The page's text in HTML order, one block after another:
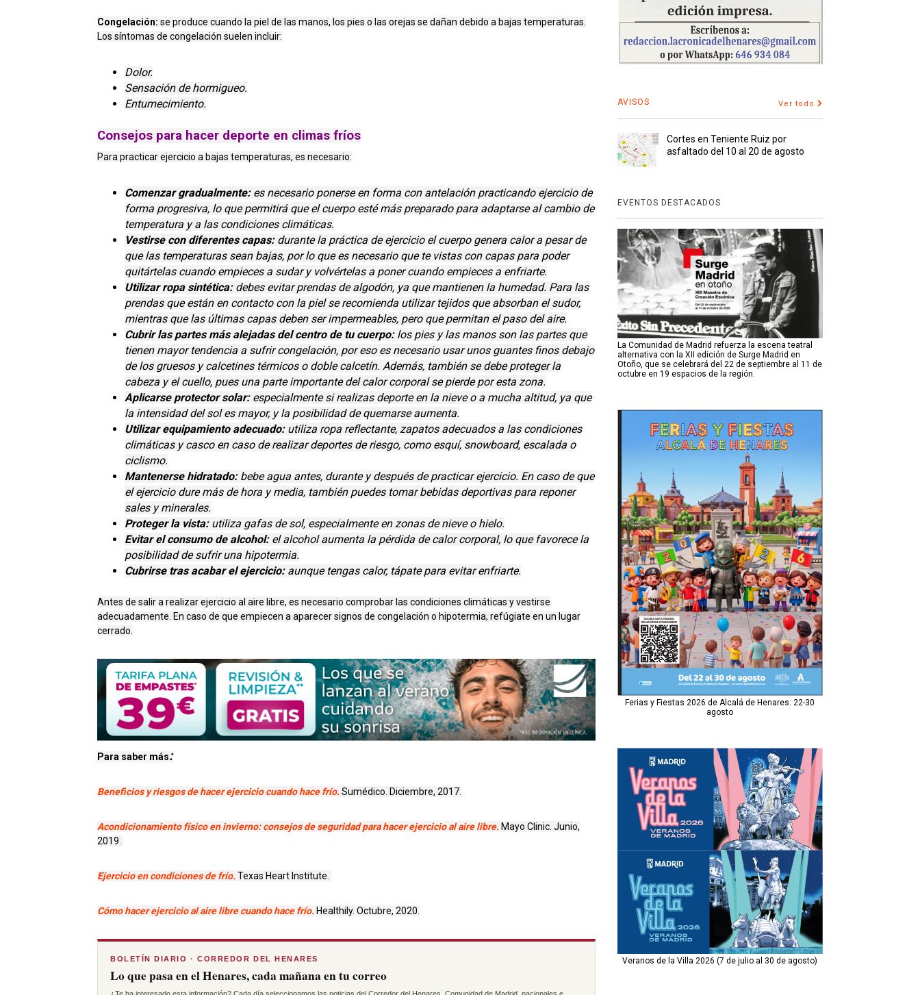
Congelación: se produce cuando la piel de las manos, los pies o las orejas se dañan debido a bajas temperaturas.
Los síntomas de congelación suelen incluir:
Dolor.
Sensación de hormigueo.
Entumecimiento.
Consejos para hacer deporte en climas fríos
Para practicar ejercicio a bajas temperaturas, es necesario:
Comenzar gradualmente:es necesario ponerse en forma con antelación practicando ejercicio de
forma progresiva, lo que permitirá que el cuerpo esté más preparado para adaptarse al cambio de
temperatura y a las condiciones climáticas.
Vestirse con diferentes capas:durante la práctica de ejercicio el cuerpo genera calor a pesar de
que las temperaturas sean bajas, por lo que es necesario que te vistas con capas para poder
quitártelas cuando empieces a sudar y volvértelas a poner cuando empieces a enfriarte.
Utilizar ropa sintética: debes evitar prendas de algodón, ya que mantienen la humedad. Para las
prendas que están en contacto con la piel se recomienda utilizar tejidos que absorban el sudor,
mientras que las últimas capas deben ser impermeables, pero que permitan el paso del aire.
Cubrir las partes más alejadas del centro de tu cuerpo: los pies y las manos son las partes que
tienen mayor tendencia a sufrir congelación, por eso es necesario usar unos guantes finos debajo
de los gruesos y calcetines térmicos o doble calcetín. Además, también se debe proteger la
cabeza y el cuello, pues una parte importante del calor corporal se pierde por esta zona.
Aplicarse protector solar: especialmente si realizas deporte en la nieve o a mucha altitud, ya que
la intensidad del sol es mayor, y la posibilidad de quemarse aumenta.
Utilizar equipamiento adecuado: utiliza ropa reflectante, zapatos adecuados a las condiciones
climáticas y casco en caso de realizar deportes de riesgo, como esquí, snowboard, escalada o
ciclismo.
Mantenerse hidratado: bebe agua antes, durante y después de practicar ejercicio. En caso de que
el ejercicio dure más de hora y media, también puedes tomar bebidas deportivas para reponer
sales y minerales.
Proteger la vista: utiliza gafas de sol, especialmente en zonas de nieve o hielo.
Evitar el consumo de alcohol:el alcohol aumenta la pérdida de calor corporal, lo que favorece la
posibilidad de sufrir una hipotermia.
Cubrirse tras acabar el ejercicio:aunque tengas calor, tápate para evitar enfriarte.
Antes de salir a realizar ejercicio al aire libre, es necesario comprobar las condiciones climáticas y vestirse
adecuadamente. En caso de que empiecen a aparecer signos de congelación o hipotermia, refúgiate en un lugar
cerrado.
Para saber más:
Beneficios y riesgos de hacer ejercicio cuando hace frío.Sumédico. Diciembre, 2017.
Acondicionamiento físico en invierno: consejos de seguridad para hacer ejercicio al aire libre. Mayo Clinic. Junio,
2019.
Ejercicio en condiciones de frío.Texas Heart Institute.
Cómo hacer ejercicio al aire libre cuando hace frío. Healthily. Octubre, 2020.
BOLETÍN DIARIO · CORREDOR DEL HENARES
Lo que pasa en el Henares, cada mañana en tu correo
AVISOS Ver todo
Cortes en Teniente Ruiz por
asfaltado del 10 al 20 de agosto
EVENTOS DESTACADOS
La Comunidad de Madrid refuerza la escena teatral
alternativa con la XII edición de Surge Madrid en
Otoño, que se celebrará del 22 de septiembre al 11 de
octubre en 19 espacios de la región.
Ferias y Fiestas 2026 de Alcalá de Henares: 22-30
agosto
Veranos de la Villa 2026 (7 de julio al 30 de agosto)